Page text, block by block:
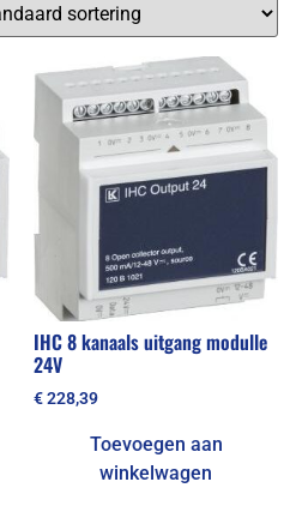
IHC 8 kanaals uitgang modulle
24V
€228,39
Toevoegen aan
winkelwagen